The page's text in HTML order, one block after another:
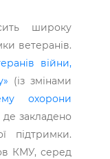
широку
ветеранів.
війни,
(із змінами
охорони
де закладено
підтримки.
КМУ, серед